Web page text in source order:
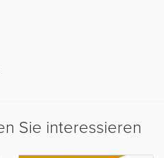
Sie interessieren